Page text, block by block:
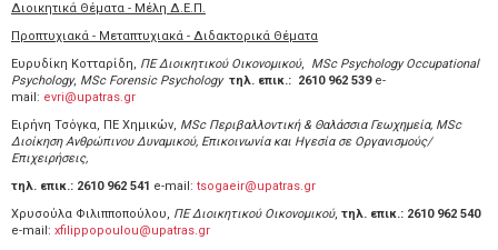
Διοικητικά Θέματα - Μέλη Δ.Ε.Π.
Προπτυχιακά - Μεταπτυχιακά - Διδακτορικά Θέματα
Ευρυδίκη Κοτταρίδη, ΠΕ Διοικητικού Οικονομικού,
MSc Psychology Occupational
Psychology, MSc Forensic Psychology τηλ. επικ.: 2610 962 539 e-
mail: evri@upatras.gr
Ειρήνη Τσόγκα, ΠΕ Χημικών, MSc Περιβαλλοντική & Θαλάσσια Γεωχημεία, MSc
Διοίκηση Ανθρώπινου Δυναμικού, Επικοινωνία και Ηγεσία σε Οργανισμούς/
Επιχειρήσεις,
τηλ. επικ.: 2610 962 541 e-mail: tsogaeir@upatras.gr
Χρυσούλα Φιλιπποπούλου, ΠΕ Διοικητικού Οικονομικού, τηλ. επικ.: 2610 962 540
e-mail: xfilippopoulou@upatras.gr